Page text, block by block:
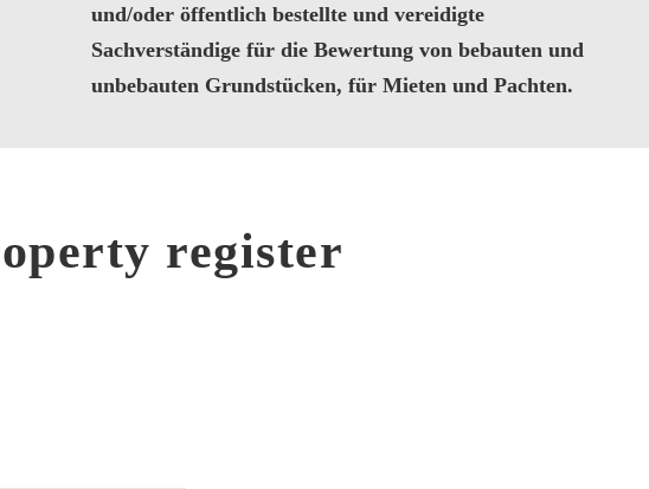
und/oder öffentlich bestellte und vereidigte
Sachverständige für die Bewertung von bebauten und
unbebauten Grundstücken, für Mieten und Pachten.
register